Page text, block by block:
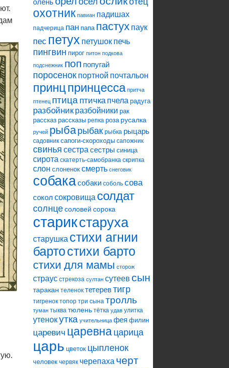
олень
охотник павиан падишах
падчерица пан папа пастух паук
пес петух петушок печь
пингвин пирог питон подкова
подснежник поп попугай
поросенок портной почтальон
принцпринцесса притча
птенец птица птичка пчела радуга
разбойник разбойники рак
рассказ рассказы репка роза русалка
ручей рыбарыбак рыбка рыцарь
садовник сапоги-скороходы сапожник
свинья сестра сестры синица
сирота скатерть-самобранка скрипка
слон слоненок смерть снеговик
собакасобаки соболь сова
сокол сокровища солдат
солнцесоловей сорока
старикстаруха
старушка стихи агнии
бартостихи барто
стихи для мамы сторож
страус стрекоза султан сутеев сын
таракан теленок тетеревтигр
тигренок топор три сына тролль
туман тыква тюлень тётка удав улитка
утенокутка учительница фея филин
царевич царевна царица
царь цветок цыпленок
человек червяк черепаха черт